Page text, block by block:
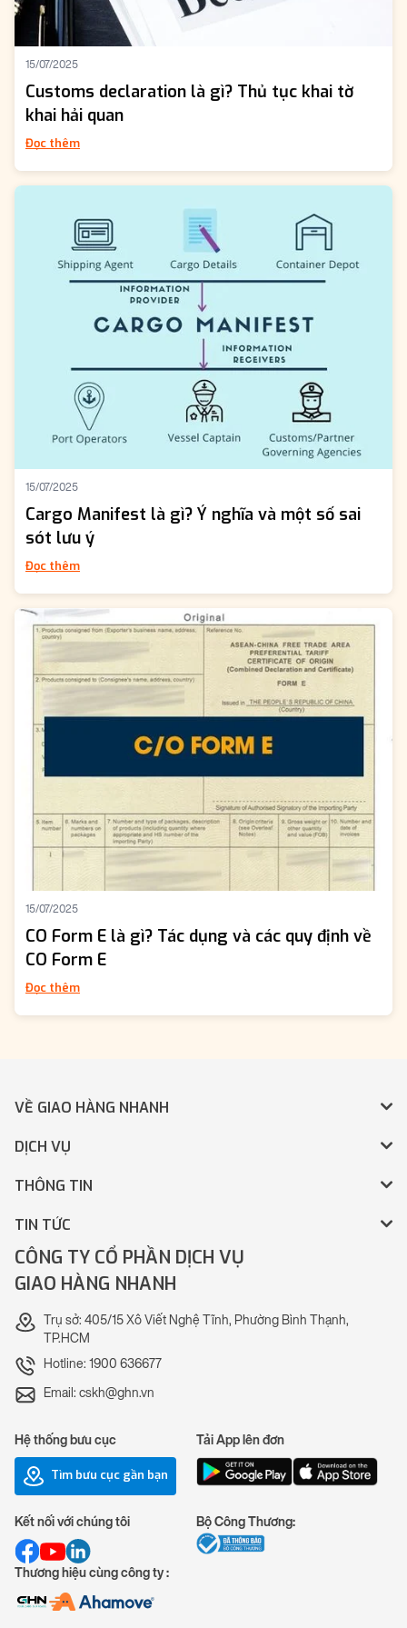
15/07/2025
Customs declaration là gì? Thủ tục khai tờ
khai hải quan
Đọc thêm
15/07/2025
Cargo Manifest là gì? Ý nghĩa và một số sai
sót lưu ý
Đọc thêm
15/07/2025
CO Form E là gì? Tác dụng và các quy định về
CO Form E
Đọc thêm
VỀ GIAO HÀNG NHANH
DỊCH VỤ
THÔNG TIN
TIN TỨC
CÔNG TY CỔ PHẦN DỊCH VỤ
GIAO HÀNG NHANH
Trụ sở: 405/15 Xô Viết Nghệ Tĩnh, Phường Bình Thạnh,
TP.HCM
Hotline: 1900 636677
Email: cskh@ghn.vn
Hệ thống bưu cục
Tìm bưu cục gần bạn
Tải App lên đơn
Kết nối với chúng tôi
Thương hiệu cùng công ty :
Bộ Công Thương: